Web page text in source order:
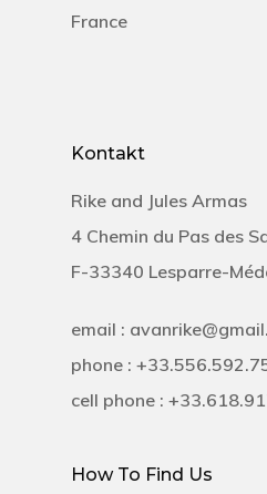
France
Kontakt
Rike and Jules Armas
4 Chemin du Pas des
F-33340 Lesparre-
email :
phone :
cell phone :
How To Find Us